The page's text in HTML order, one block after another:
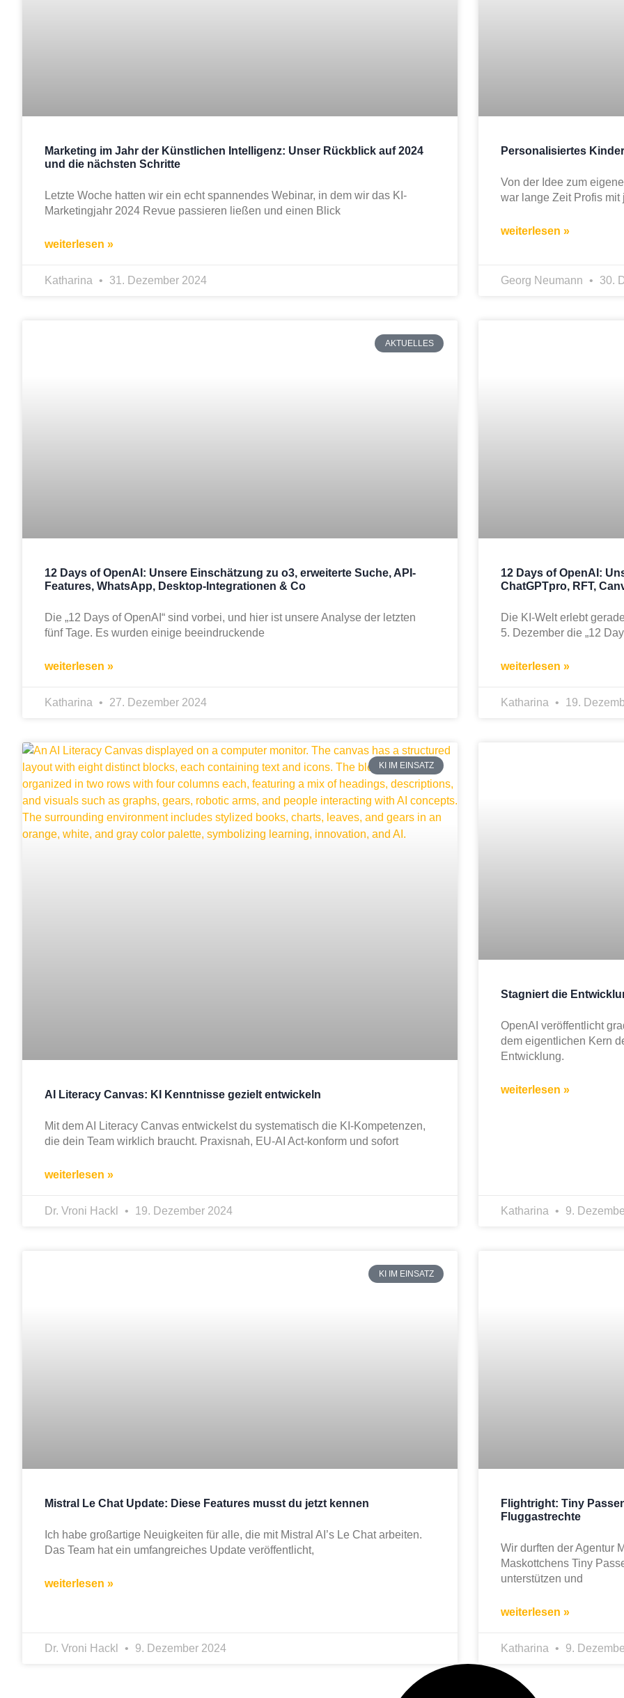
Marketing im Jahr der Künstlichen Intelligenz: Unser Rückblick auf 2024
und die nächsten Schritte
Letzte Woche hatten wir ein echt spannendes Webinar, in dem wir das KI-
Marketingjahr 2024 Revue passieren ließen und einen Blick
weiterlesen »
Katharina 31. Dezember 2024
Personalisiertes
Von der Idee zum
war lange Zeit Profis
weiterlesen »
Georg Neumann 30.
AKTUELLES
12 Days of OpenAI: Unsere Einschätzung zu o3, erweiterte Suche, API-
Features, WhatsApp, Desktop-Integrationen & Co
Die „12 Days of OpenAI“ sind vorbei, und hier ist unsere Analyse der letzten
fünf Tage. Es wurden einige beeindruckende
weiterlesen »
Katharina 27. Dezember 2024
12 Days of OpenAI:
ChatGPTpro, RFT,
Die KI-Welt erlebt
5. Dezember die „12
weiterlesen »
Katharina 19.
KI IM EINSATZ
AI Literacy Canvas: KI Kenntnisse gezielt entwickeln
Mit dem AI Literacy Canvas entwickelst du systematisch die KI-Kompetenzen,
die dein Team wirklich braucht. Praxisnah, EU-AI Act-konform und sofort
weiterlesen »
Dr. Vroni Hackl 19. Dezember 2024
Stagniert die
OpenAI veröffentlicht
dem eigentlichen Kern
Entwicklung.
weiterlesen »
Katharina 9.
KI IM EINSATZ
Mistral Le Chat Update: Diese Features musst du jetzt kennen
Ich habe großartige Neuigkeiten für alle, die mit Mistral AI’s Le Chat arbeiten.
Das Team hat ein umfangreiches Update veröffentlicht,
weiterlesen »
Dr. Vroni Hackl 9. Dezember 2024
Flightright: Tiny
Fluggastrechte
Wir durften der Agentur
Maskottchens Tiny
unterstützen und
weiterlesen »
Katharina 9.